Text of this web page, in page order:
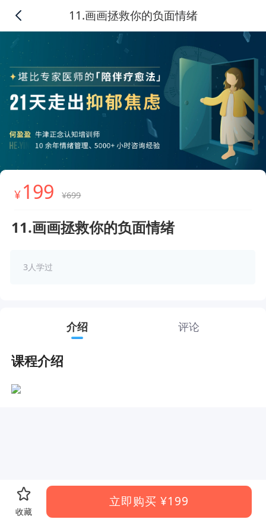
11.画画拯救你的负面情绪
¥199 ¥699
11.画画拯救你的负面情绪
3人学过
介绍 评论
课程介绍
收藏
立即购买 ¥199